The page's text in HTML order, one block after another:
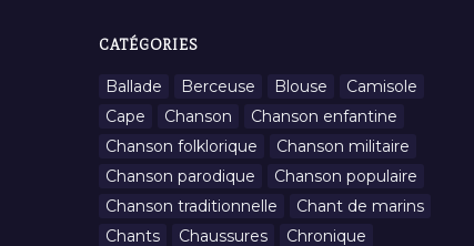
CATÉGORIES
Ballade Berceuse Blouse
Camisole
Cape
Chanson
Chanson enfantine
Chanson folklorique
Chanson militaire
Chanson parodique
Chanson populaire
Chanson traditionnelle
Chant de marins
Chants
Chaussures
Chronique